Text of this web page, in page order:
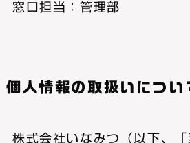
窓口担当：管理部
個人情報の取扱いについ
株式会社いなみつ（以下、